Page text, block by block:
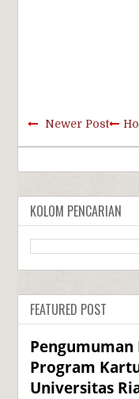
Newer Post
KOLOM PENCARIAN
FEATURED POST
Pengumuman
Program
Universitas